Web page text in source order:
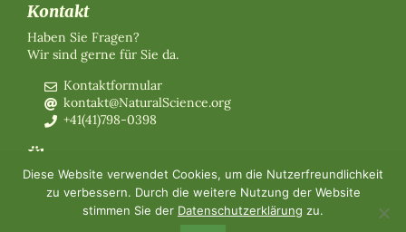
Kontakt
Haben Sie Fragen?
Wir sind gerne für Sie da.
Kontaktformular
kontakt@NaturalScience.org
+41(41)798-0398
Über uns
Organisation
Mitgliedschaft
Über uns
Diese Website verwendet Cookies, um die Nutzerfreundlichkeit
zu verbessern. Durch die weitere Nutzung der Website
stimmen Sie der Datenschutzerklärung zu.